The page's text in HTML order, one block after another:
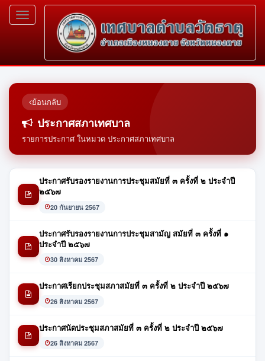
Toggle
navigation
ย้อนกลับ
ประกาศสภาเทศบาล
รายการประกาศ ในหมวด ประกาศสภาเทศบาล
ประกาศรับรองรายงานการประชุมสมัยที่ ๓ ครั้งที่ ๒ ประจำปี
๒๕๖๗
20 กันยายน 2567
ประกาศรับรองรายงานการประชุมสามัญ สมัยที่ ๓ ครั้งที่ ๑
ประจำปี ๒๕๖๗
30 สิงหาคม 2567
ประกาศเรียกประชุมสภาสมัยที่ ๓ ครั้งที่ ๒ ประจำปี ๒๕๖๗
26 สิงหาคม 2567
ประกาศนัดประชุมสภาสมัยที่ ๓ ครั้งที่ ๒ ประจำปี ๒๕๖๗
26 สิงหาคม 2567